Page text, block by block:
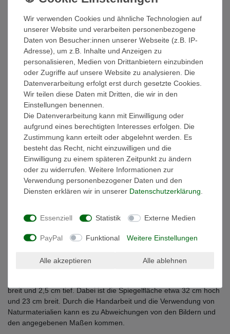
Beschreibung
Technische Daten
Weitere Details
EU-Verantwortlicher
Wunderschöner Wandspiegel mit natur / weißen Holzrahmen
ca. 40 x 50 cm
In liebevoller Handarbeit wird der Wandspiegel in Indonesien
Spiegels besteht aus Holz und ist der besondere Blickfang dieses
exklusiven Spiegel. Dabei kann der Wandspiegel im Flur zu einem
Spiegelwirkung optisch vergrößern, eine natürliche Atmosphäre
Schminkspiegel dienen.
breit und 2,5 cm tief. Dabei ist die Spiegelfläche etwa 32 cm hoch
und 23 cm breit. Durch die Handarbeit und die Verwendung von
Naturmaterialien kann es zu Abweichungen von den Bildern und
den angegebenen Maßen kommen.
Wir verwenden Cookies und ähnliche Technologien auf
unserer Website und verarbeiten personenbezogene
Daten von Besucher:innen unserer Webseite (z.B. IP-
Adresse), um z.B. Inhalte und Anzeigen zu
personalisieren, Medien von Drittanbietern einzubinden
oder Zugriffe auf unsere Website zu analysieren. Die
Datenverarbeitung erfolgt erst durch gesetzte Cookies.
Wir teilen diese Daten mit Dritten, die wir in den
Einstellungen benennen.
Die Datenverarbeitung kann mit Einwilligung oder
aufgrund eines berechtigten Interesses erfolgen. Die
Zustimmung kann erteilt oder abgelehnt werden. Es
besteht das Recht, nicht einzuwilligen und die
Einwilligung zu einem späteren Zeitpunkt zu ändern
oder zu widerrufen. Weitere Informationen zur
Verwendung personenbezogener Daten und den
Diensten erklären wir in unserer Daten­schutz­erklärung
Essenziell Statistik Externe Medien
PayPal Funktional Weitere Einstellungen
Alle akzeptieren Alle ablehnen